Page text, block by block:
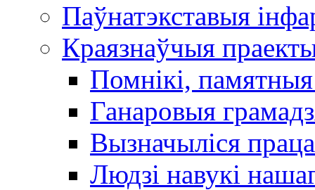
Паўнатэкставыя
Краязнаўчыя
Помнікі,
Ганаровыя
Вызначыліся
Людзі навукі